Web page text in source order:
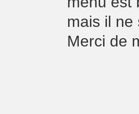
mais il ne
Merci de